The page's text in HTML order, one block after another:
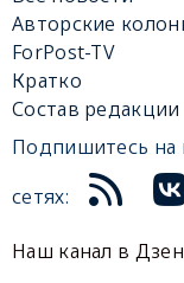
Авторские
ForPost-TV
Кратко
Состав редакции
Подпишитесь на
сетях:
Наш канал в